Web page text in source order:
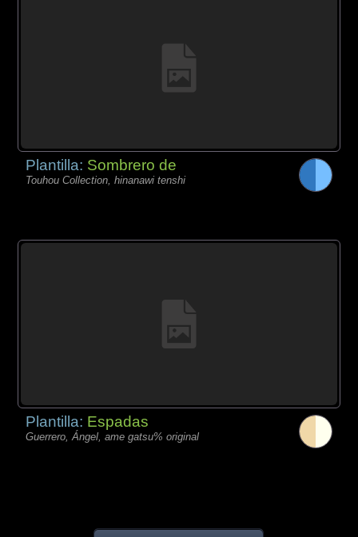
Plantilla: Sombrero de
Touhou Collection, hinanawi tenshi
Plantilla: Espadas
Guerrero, Ángel, ame gatsu% original